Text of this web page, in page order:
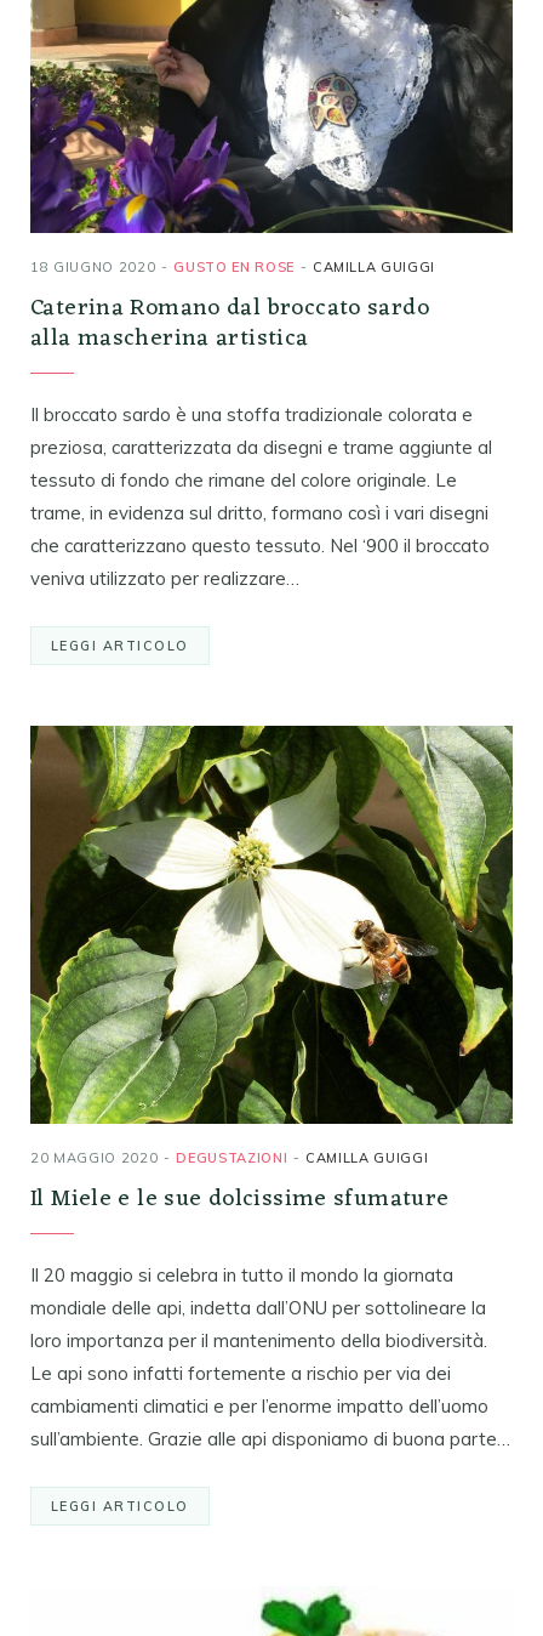
18 GIUGNO 2020 GUSTO EN ROSE CAMILLA GUIGGI
Caterina Romano dal broccato sardo
alla mascherina artistica
Il broccato sardo è una stoffa tradizionale colorata e
preziosa, caratterizzata da disegni e trame aggiunte al
tessuto di fondo che rimane del colore originale. Le
trame, in evidenza sul dritto, formano così i vari disegni
che caratterizzano questo tessuto. Nel ‘900 il broccato
veniva utilizzato per realizzare…
LEGGI ARTICOLO
20 MAGGIO 2020 DEGUSTAZIONI CAMILLA GUIGGI
Il Miele e le sue dolcissime sfumature
Il 20 maggio si celebra in tutto il mondo la giornata
mondiale delle api, indetta dall’ONU per sottolineare la
loro importanza per il mantenimento della biodiversità.
Le api sono infatti fortemente a rischio per via dei
cambiamenti climatici e per l’enorme impatto dell’uomo
sull’ambiente. Grazie alle api disponiamo di buona parte…
LEGGI ARTICOLO